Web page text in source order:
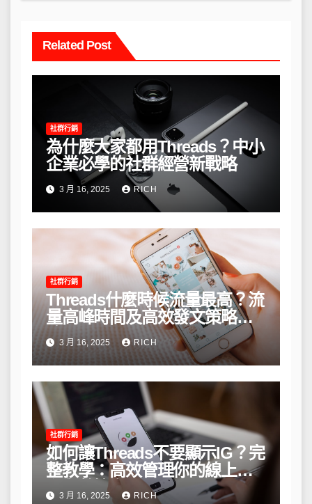
Related Post
社群行銷
為什麼大家都用Threads？中小
企業必學的社群經營新戰略
3 月 16, 2025 RICH
社群行銷
Threads什麼時候流量最高？流
量高峰時間及高效發文策略攻
略3 月 16, 2025 RICH
社群行銷
如何讓Threads不要顯示IG？完
整教學：高效管理你的線上隱
私與數據安全
3 月 16, 2025 RICH